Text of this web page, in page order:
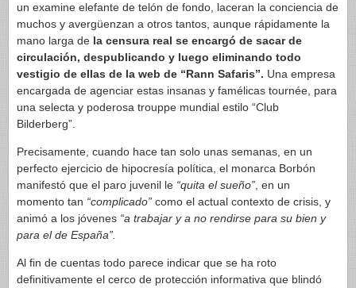
un examine elefante de telón de fondo, laceran la conciencia de
muchos y avergüenzan a otros tantos, aunque rápidamente la
mano larga de la censura real se encargó de sacar de
circulación, despublicando y luego eliminando todo
vestigio de ellas de la web de “Rann Safaris”. Una empresa
encargada de agenciar estas insanas y famélicas tournée, para
una selecta y poderosa trouppe mundial estilo “Club
Bilderberg”.
Precisamente, cuando hace tan solo unas semanas, en un
perfecto ejercicio de hipocresía política, el monarca Borbón
manifestó que el paro juvenil le “quita el sueño” , en un
momento tan “complicado” como el actual contexto de crisis, y
animó a los jóvenes “a trabajar y a no rendirse para su bien y
para el de España”.
Al fin de cuentas todo parece indicar que se ha roto
definitivamente el cerco de protección informativa que blindó